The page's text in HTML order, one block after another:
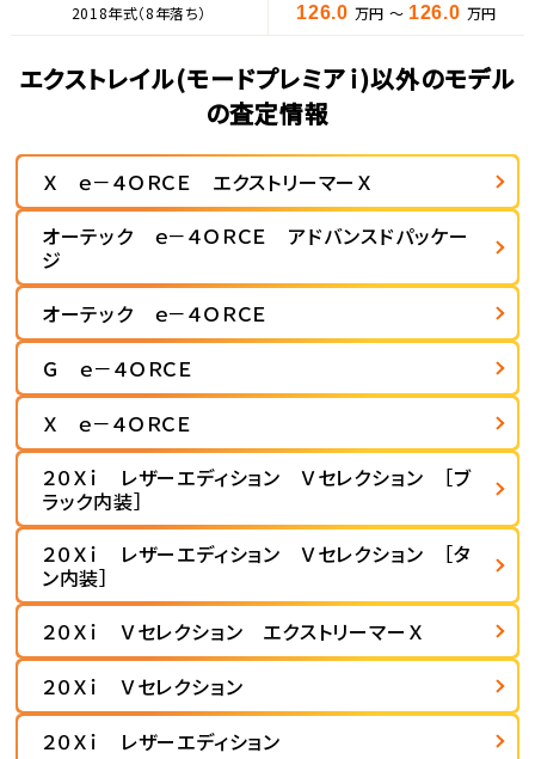
2018年式（8年落ち） 126.0 万円 ～ 126.0 万円
エクストレイル(モードプレミアｉ)以外のモデル
の査定情報
Ｘ ｅ－４ＯＲＣＥ エクストリーマーＸ
オーテック ｅ－４ＯＲＣＥ アドバンスドパッケー
ジ
オーテック ｅ－４ＯＲＣＥ
Ｇ ｅ－４ＯＲＣＥ
Ｘ ｅ－４ＯＲＣＥ
２０Ｘｉ レザーエディション Ｖセレクション ［ブ
ラック内装］
２０Ｘｉ レザーエディション Ｖセレクション ［タ
ン内装］
２０Ｘｉ Ｖセレクション エクストリーマーＸ
２０Ｘｉ Ｖセレクション
２０Ｘｉ レザーエディション